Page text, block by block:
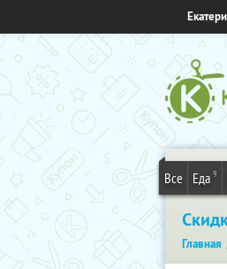
Все Еда 9
Главная